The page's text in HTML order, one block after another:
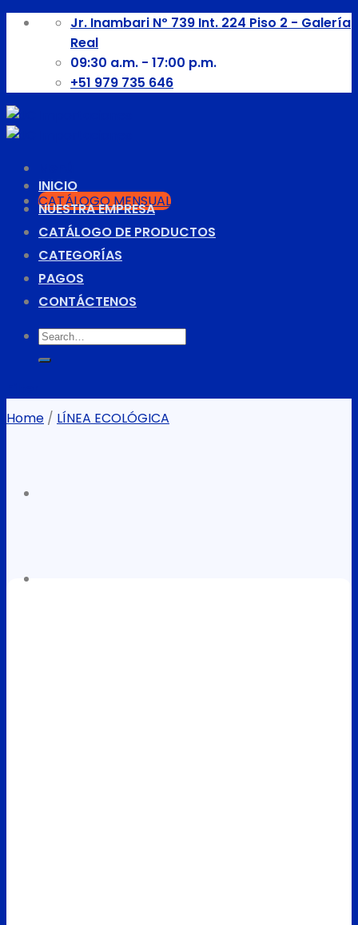
Skip
content
Jr. Inambari Nº 739 Int. 224 Piso 2 - Galería
Real
09:30 a.m. - 17:00 p.m.
+51 979 735 646
CATÁLOGO MENSUAL
INICIO
NUESTRA EMPRESA
CATÁLOGO DE PRODUCTOS
CATEGORÍAS
PAGOS
CONTÁCTENOS
Search
for:
Home / LÍNEA ECOLÓGICA